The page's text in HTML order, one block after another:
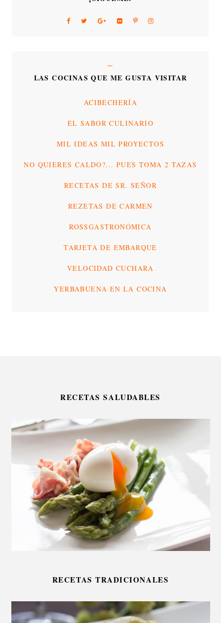
LAS COCINAS QUE ME GUSTA VISITAR
ACIBECHERÍA
EL SABOR CULINARIO
MIL IDEAS MIL PROYECTOS
NO QUIERES CALDO?... PUES TOMA 2 TAZAS
RECETAS DE SR. SEÑOR
REZETAS DE CARMEN
ROSSGASTRONÓMICA
TARJETA DE EMBARQUE
VELOCIDAD CUCHARA
YERBABUENA EN LA COCINA
RECETAS SALUDABLES
RECETAS TRADICIONALES